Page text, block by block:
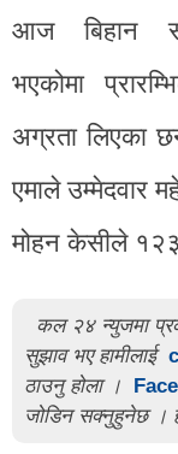
आज बिहान
भएकोमा
अग्रता लिएका
एमाले उम्मेदवार
मोहन केसीले
कल २४ न्युजमा
सुझाव भए हामीलाई
ठाउनु होला ।
जोडिन सक्नुहुनेछ ।